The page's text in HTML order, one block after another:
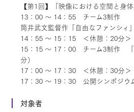
【第1回】「映像における空間と身
13：00 ～ 14：55 チーム3制作
筒井武文監督作「自由なファンシィ
14：55 ～ 15：15 ＜休憩：20分＞
15：15 ～ 17：00 チーム3制作 「
分）
17：00 ～ 17：30 ＜休憩：30分＞
17：30 ～ 19：30 公開シンポジウ
対象者